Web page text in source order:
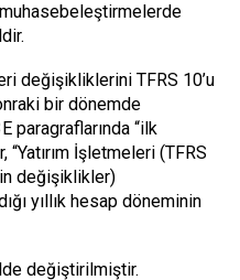
muhasebeleştirmelerde
değişikliklerini TFRS 10’u
bir dönemde
paragraflarında “ilk
“Yatırım İşletmeleri (TFRS
değişiklikler)
yıllık hesap döneminin
değiştirilmiştir.